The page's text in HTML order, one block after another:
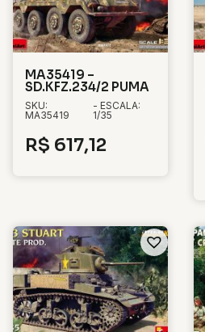
MA35419 –
SD.KFZ.234/2 PUMA
SKU:
MA35419
- ESCALA:
1/35
R$ 617,12